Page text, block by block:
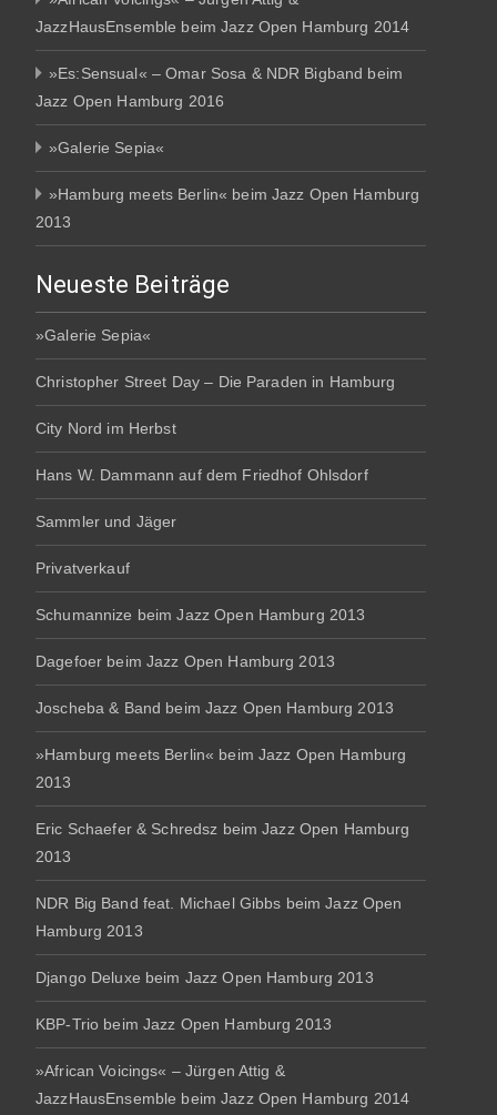
JazzHausEnsemble beim Jazz Open Hamburg 2014
»Es:Sensual« – Omar Sosa & NDR Bigband beim
Jazz Open Hamburg 2016
»Galerie Sepia«
»Hamburg meets Berlin« beim Jazz Open Hamburg
2013
Neueste Beiträge
»Galerie Sepia«
Christopher Street Day – Die Paraden in Hamburg
City Nord im Herbst
Hans W. Dammann auf dem Friedhof Ohlsdorf
Sammler und Jäger
Privatverkauf
Schumannize beim Jazz Open Hamburg 2013
Dagefoer beim Jazz Open Hamburg 2013
Joscheba & Band beim Jazz Open Hamburg 2013
»Hamburg meets Berlin« beim Jazz Open Hamburg
2013
Eric Schaefer & Schredsz beim Jazz Open Hamburg
2013
NDR Big Band feat. Michael Gibbs beim Jazz Open
Hamburg 2013
Django Deluxe beim Jazz Open Hamburg 2013
KBP-Trio beim Jazz Open Hamburg 2013
»African Voicings« – Jürgen Attig &
JazzHausEnsemble beim Jazz Open Hamburg 2014